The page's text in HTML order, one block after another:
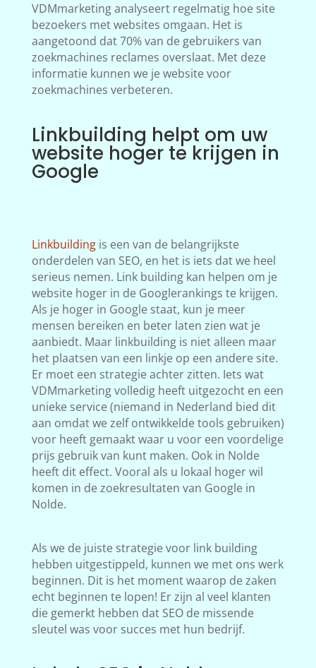
VDMmarketing analyseert regelmatig hoe site
bezoekers met websites omgaan. Het is
aangetoond dat 70% van de gebruikers van
zoekmachines reclames overslaat. Met deze
informatie kunnen we je website voor
zoekmachines verbeteren.
Linkbuilding helpt om uw
website hoger te krijgen in
Google
Linkbuildingis een van de belangrijkste
onderdelen van SEO, en het is iets dat we heel
serieus nemen. Link building kan helpen om je
website hoger in de Googlerankings te krijgen.
Als je hoger in Google staat, kun je meer
mensen bereiken en beter laten zien wat je
aanbiedt. Maar linkbuilding is niet alleen maar
het plaatsen van een linkje op een andere site.
Er moet een strategie achter zitten. Iets wat
VDMmarketing volledig heeft uitgezocht en een
unieke service (niemand in Nederland bied dit
aan omdat we zelf ontwikkelde tools gebruiken)
voor heeft gemaakt waar u voor een voordelige
prijs gebruik van kunt maken. Ook in Nolde
heeft dit effect. Vooral als u lokaal hoger wil
komen in de zoekresultaten van Google in
Nolde.
Als we de juiste strategie voor link building
hebben uitgestippeld, kunnen we met ons werk
beginnen. Dit is het moment waarop de zaken
echt beginnen te lopen! Er zijn al veel klanten
die gemerkt hebben dat SEO de missende
sleutel was voor succes met hun bedrijf.